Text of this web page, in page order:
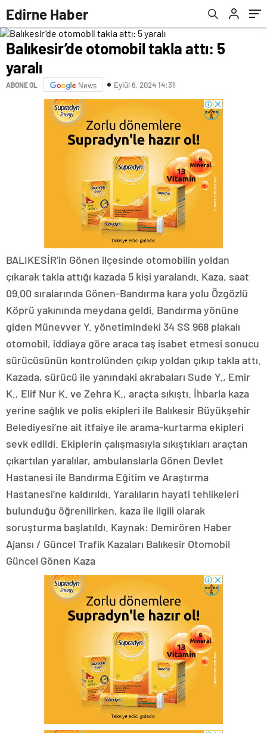
Edirne Haber
Balıkesir’de otomobil takla attı: 5
yaralı
ABONE OL News Eylül 6, 2024 14:31
BALIKESİR’in Gönen ilçesinde otomobilin yoldan
çıkarak takla attığı kazada 5 kişi yaralandı. Kaza, saat
09.00 sıralarında Gönen-Bandırma kara yolu Özgözlü
Köprü yakınında meydana geldi. Bandırma yönüne
giden Münevver Y. yönetimindeki 34 SS 968 plakalı
otomobil, iddiaya göre araca taş isabet etmesi sonucu
sürücüsünün kontrolünden çıkıp yoldan çıkıp takla attı.
Kazada, sürücü ile yanındaki akrabaları Sude Y., Emir
K., Elif Nur K. ve Zehra K., araçta sıkıştı. İhbarla kaza
yerine sağlık ve polis ekipleri ile Balıkesir Büyükşehir
Belediyesi’ne ait itfaiye ile arama-kurtarma ekipleri
sevk edildi. Ekiplerin çalışmasıyla sıkıştıkları araçtan
çıkartılan yaralılar, ambulanslarla Gönen Devlet
Hastanesi ile Bandırma Eğitim ve Araştırma
Hastanesi’ne kaldırıldı. Yaralıların hayati tehlikeleri
bulunduğu öğrenilirken, kaza ile ilgili olarak
soruşturma başlatıldı. Kaynak: Demirören Haber
Ajansı / Güncel Trafik Kazaları Balıkesir Otomobil
Güncel Gönen Kaza